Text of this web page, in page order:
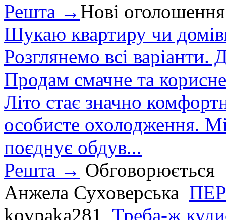
Решта → Нові оголошення
Шукаю квартиру чи
Розглянемо всі варіанти.
Продам смачне та
Літо стає значно
особисте охолодження.
поєднує обдув...
Решта → Обговорюється
Анжела Суховерська
kovpaka281 Треба-ж